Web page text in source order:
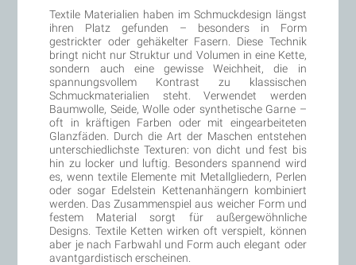
Textile Materialien haben im Schmuckdesign längst
ihren Platz gefunden – besonders in Form
gestrickter oder gehäkelter Fasern. Diese Technik
bringt nicht nur Struktur und Volumen in eine Kette,
sondern auch eine gewisse Weichheit, die in
spannungsvollem Kontrast zu klassischen
Schmuckmaterialien steht. Verwendet werden
Baumwolle, Seide, Wolle oder synthetische Garne –
oft in kräftigen Farben oder mit eingearbeiteten
Glanzfäden. Durch die Art der Maschen entstehen
unterschiedlichste Texturen: von dicht und fest bis
hin zu locker und luftig. Besonders spannend wird
es, wenn textile Elemente mit Metallgliedern, Perlen
oder sogar Edelstein Kettenanhängern kombiniert
werden. Das Zusammenspiel aus weicher Form und
festem Material sorgt für außergewöhnliche
Designs. Textile Ketten wirken oft verspielt, können
aber je nach Farbwahl und Form auch elegant oder
avantgardistisch erscheinen.